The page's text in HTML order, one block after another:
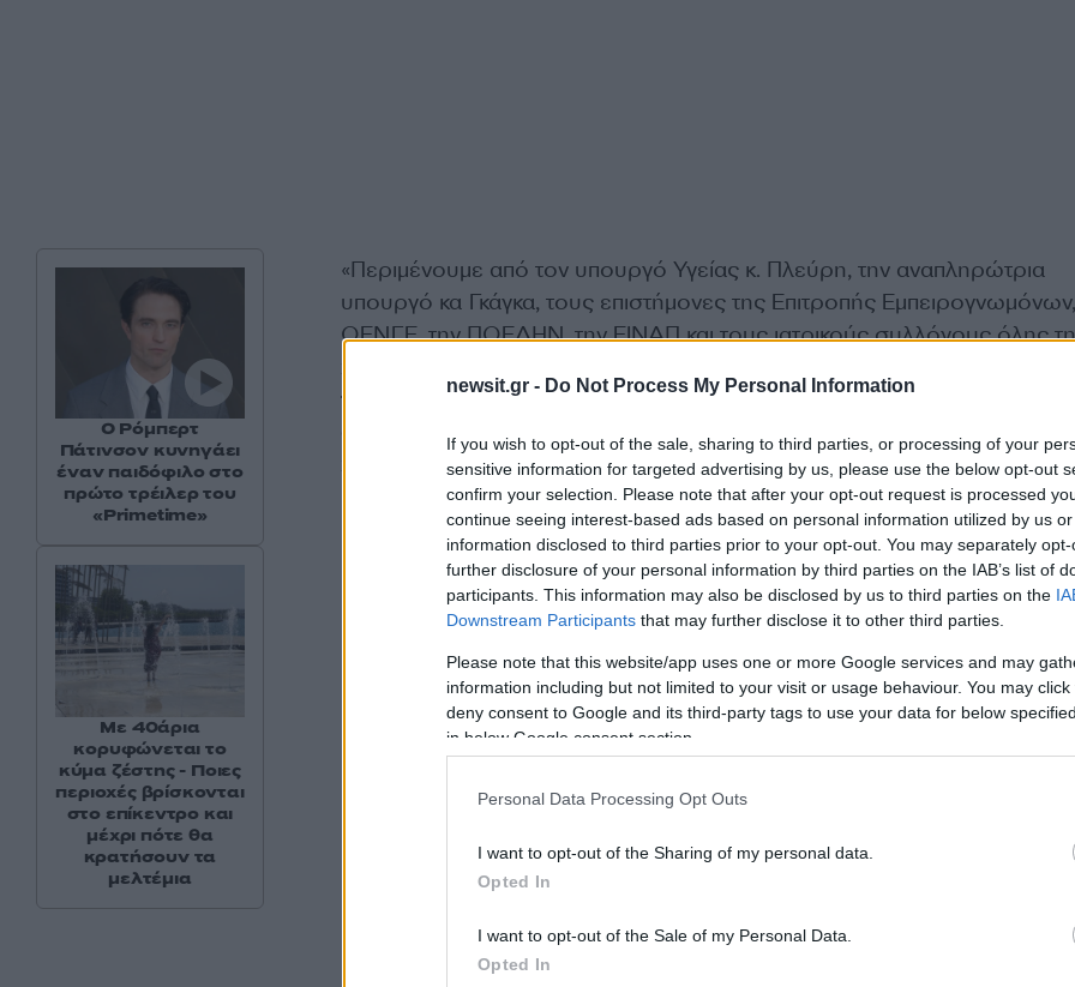
newsit.gr - Do Not Process My Personal Information
If you wish to opt-out of the sale, sharing to third parties, or processing of your
sensitive information for targeted advertising by us, please use the below opt-out
confirm your selection. Please note that after your opt-out request is processed
continue seeing interest-based ads based on personal information utilized by us
information disclosed to third parties prior to your opt-out. You may separately
further disclosure of your personal information by third parties on the IAB’s list of
participants. This information may also be disclosed by us to third parties on the
Downstream Participants that may further disclose it to other third parties.
Please note that this website/app uses one or more Google services and may
information including but not limited to your visit or usage behaviour. You may
deny consent to Google and its third-party tags to use your data for below
in below Google consent section.
Personal Data Processing Opt Outs
I want to opt-out of the Sharing of my personal data.
Opted In
I want to opt-out of the Sale of my Personal Data.
Opted In
«Περιμένουμε από τον υπουργό Υγείας κ. Πλεύρη, την αναπληρώτρια
υπουργό κα Γκάγκα, τους επιστήμονες της Επιτροπής
ΟΕΝΓΕ, την ΠΟΕΔΗΝ, την ΕΙΝΑΠ και τους ιατρικούς συλλόγους όλης
την άποψη του κ. Μητσοτάκη, ότι είναι περίπου το ίδιο για κάποιον
αν βρίσκεται διασωληνωμένος είτε εκτός είτε εντός ΜΕΘ
», σημειώνει
χαρακτηριστικά.
Πηγή: ΑΠΕ – ΜΠΕ.
ΔΙΑΦΗΜΙΣΗ
Ο Ρόμπερτ
Πάτινσον κυνηγάει
έναν παιδόφιλο στο
πρώτο τρέιλερ του
«Primetime»
Με 40άρια
κορυφώνεται το
κύμα ζέστης - Ποιες
περιοχές βρίσκονται
στο επίκεντρο και
μέχρι πότε θα
κρατήσουν τα
μελτέμια